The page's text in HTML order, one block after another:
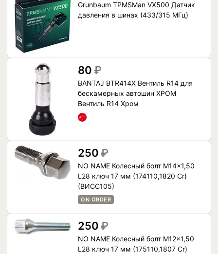
Grunbaum TPMSMan VX500 Датчик
давления в шинах (433/315 МГц)
80 ₽
BANTAJ BTR414X Вентиль R14 для
бескамерных автошин ХРОМ
Вентиль R14 Хром
250 ₽
NO NAME Колесный болт M14x1,50
L28 ключ 17 мм (174110,1820 Cr)
(ВИСС105)
ON ORDER
250 ₽
NO NAME Колесный болт M12x1,50
L28 ключ 17 мм (175110,1807 Cr)